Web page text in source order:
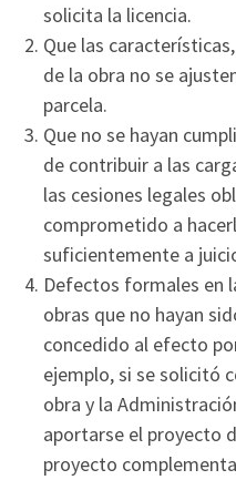
solicita la licencia.
Que las
de la obra no se
parcela.
Que no se hayan
de contribuir a las
las cesiones legales
comprometido a
suficientemente a
Defectos formales en
obras que no hayan
concedido al efecto
ejemplo, si se solicitó
obra y la
aportarse el proyecto
proyecto